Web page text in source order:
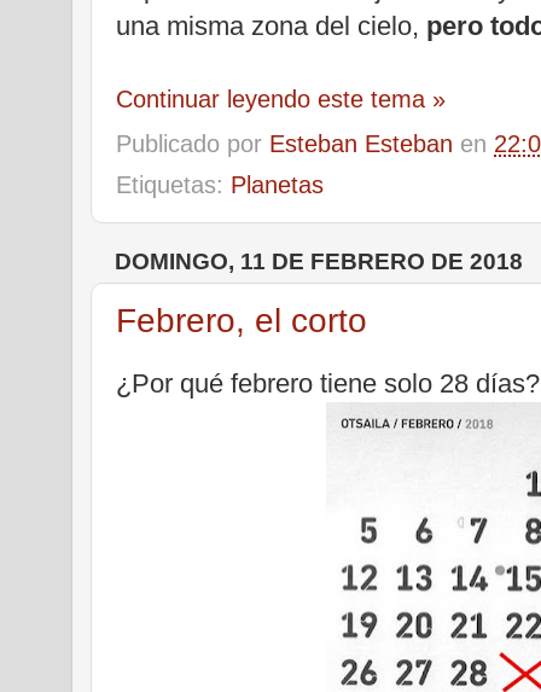
una misma zona del cielo, pero
Continuar leyendo este tema »
Publicado por Esteban Esteban en
Etiquetas: Planetas
DOMINGO, 11 DE FEBRERO DE 2018
Febrero, el corto
¿Por qué febrero tiene solo 28 días?